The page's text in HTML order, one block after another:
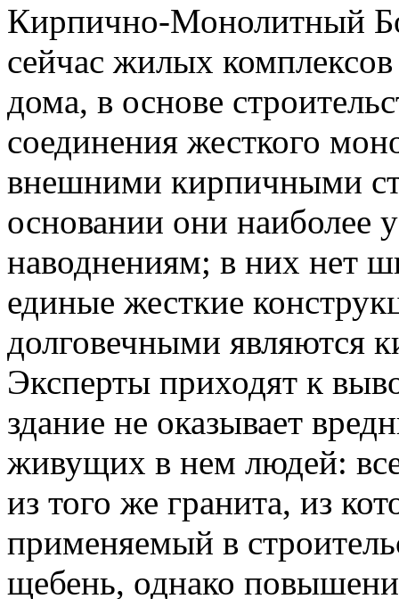
Кирпично-Монолитный
сейчас жилых
дома, в основе
соединения жесткого
внешними кирпичными
основании они наиболее
наводнениям; в них нет
единые жесткие
долговечными являются
Эксперты приходят к
здание не оказывает
живущих в нем людей:
из того же гранита, из
применяемый в
щебень, однако